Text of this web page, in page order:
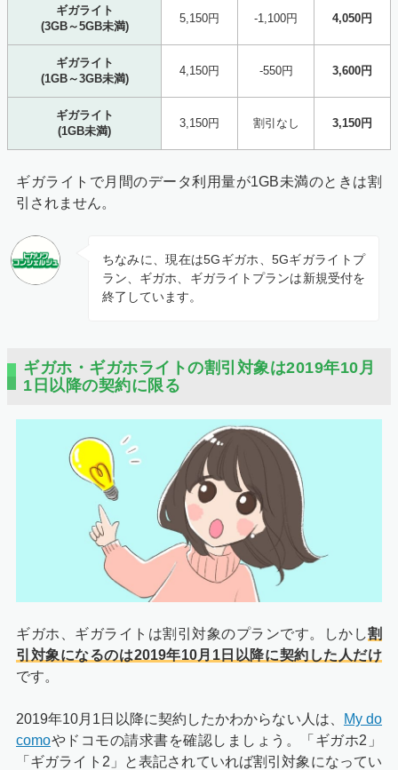
ギガライト
(3GB～5GB未満)
5,150円 -1,100円 4,050円
ギガライト
(1GB～3GB未満)
4,150円 -550円 3,600円
ギガライト
(1GB未満)
3,150円 割引なし 3,150円
ギガライトで月間のデータ利用量が1GB未満のときは割
引されません。
ちなみに、現在は5Gギガホ、5Gギガライトプ
ラン、ギガホ、ギガライトプランは新規受付を
終了しています。
ギガホ・ギガホライトの割引対象は2019年10月
1日以降の契約に限る
ギガホ、ギガライトは割引対象のプランです。しかし割
引対象になるのは2019年10月1日以降に契約した人だけ
です。
2019年10月1日以降に契約したかわからない人は、
My do
comoやドコモの請求書を確認しましょう。「ギガホ2」
「ギガライト2」と表記されていれば割引対象になってい